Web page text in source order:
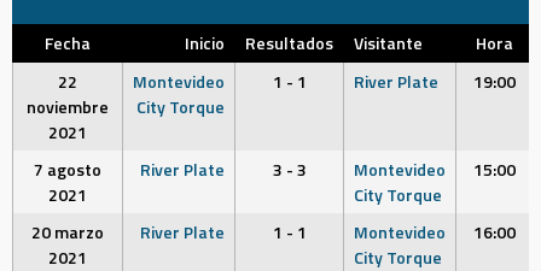
Fecha Inicio Resultados Visitante
Hora
22
noviembre
2021
Montevideo
City Torque
1 - 1 River Plate 19:00
7 agosto
2021
River Plate 3 - 3
Montevideo
City Torque
15:00
20 marzo
2021
River Plate 1 - 1
Montevideo
City Torque
16:00